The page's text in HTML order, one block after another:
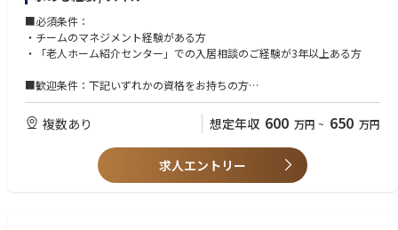
所のケアマネジャーからご相談・ご紹介をいただき、有料老人ホームへの
入居を検討されている方や、そのご家族様からの入居相談を担当していま
す。
■募集ポジション業務内容
◎有料老人ホームへの入居検討者様やご家族様との入居相談業務
有料老人ホームへ入居を検討されている方やご家族様から、ホームに対す
るご希望をお伺いし、ご希望に合った有料老人ホームのご提案（ベネッセ
のホームだけでなく他社のホームもご紹介します）とご見学時の同行、ご
入居に向けたホームや病院との調整業務など、一連の入居相談業務を担っ
■必須条件：
・チームのマネジメント経験がある方
・「老人ホーム紹介センター」での入居相談のご経験が3年以上ある方
■歓迎条件：下記いずれかの資格をお持ちの方
・介護支援専門員
・正看護師、准看護師
・社会福祉士
・介護職員初任者研修
・ホームヘルパー１級、ホームヘルパー２級
・介護職員基礎研修、介護福祉士
複数あり 想定年収 600 万円 ~ 650 万円
求人エントリー